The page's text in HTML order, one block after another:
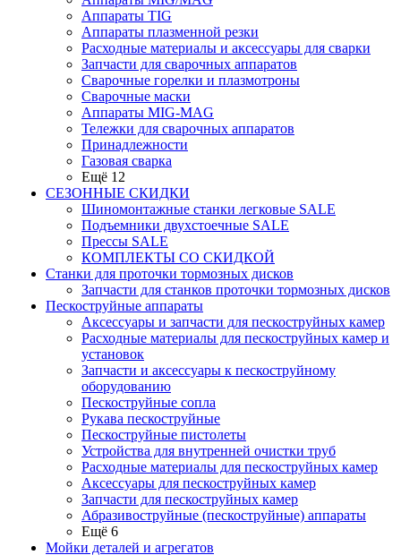
Аппараты TIG
Аппараты плазменной резки
Расходные материалы и аксессуары для сварки
Запчасти для сварочных аппаратов
Сварочные горелки и плазмотроны
Сварочные маски
Аппараты MIG-MAG
Тележки для сварочных аппаратов
Принадлежности
Газовая сварка
Ещё 12
СЕЗОННЫЕ СКИДКИ
Шиномонтажные станки легковые SALE
Подъемники двухстоечные SALE
Прессы SALE
КОМПЛЕКТЫ СО СКИДКОЙ
Станки для проточки тормозных дисков
Запчасти для станков проточки тормозных дисков
Пескоструйные аппараты
Аксессуары и запчасти для пескоструйных камер
Расходные материалы для пескоструйных камер и
установок
Запчасти и аксессуары к пескоструйному
оборудованию
Пескоструйные сопла
Рукава пескоструйные
Пескоструйные пистолеты
Устройства для внутренней очистки труб
Расходные материалы для пескоструйных камер
Аксессуары для пескоструйных камер
Запчасти для пескоструйных камер
Абразивоструйные (пескоструйные) аппараты
Ещё 6
Мойки деталей и агрегатов